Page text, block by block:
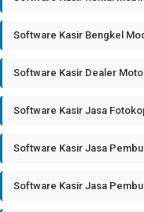
Software Kasir Bengkel
Software Kasir Dealer
Software Kasir Jasa
Software Kasir Jasa
Software Kasir Jasa